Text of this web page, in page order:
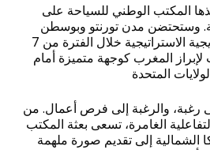
المكتب الوطني للسياحة على
وستحتضن مدن تورنتو وبوسطن
وشيكاغو هذه الجولة الترويجية الاستراتيجية خلال الفترة من 7
لإبراز المغرب كوجهة متميزة أمام
المتحدة
رغبة، والرغبة إلى فرص أعمال. من
الغامرة، تسعى بعثة المكتب
الشمالية إلى تقديم صورة ملهمة